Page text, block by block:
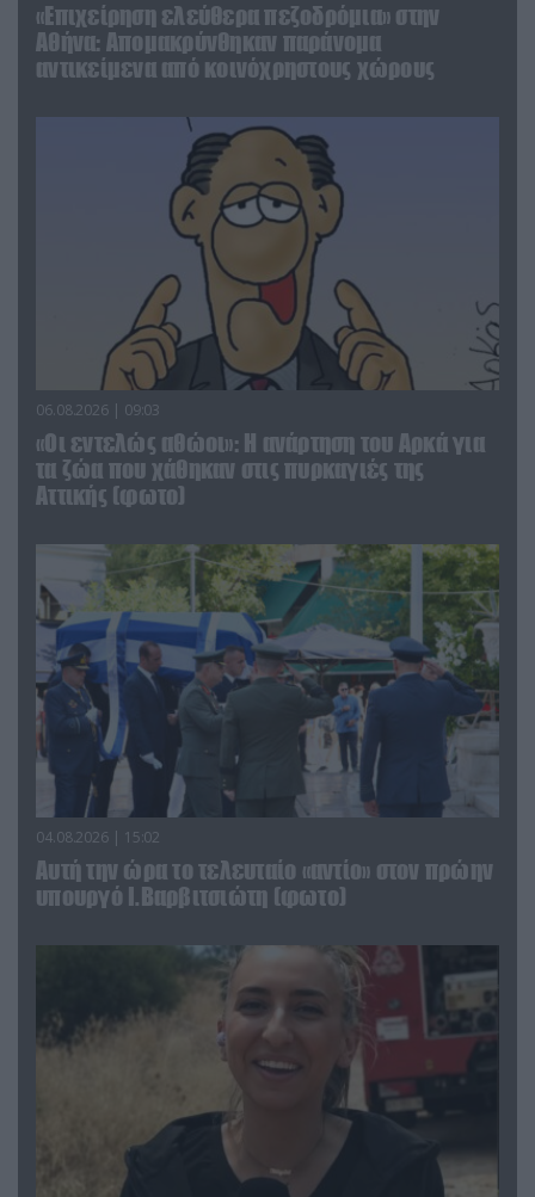
«Επιχείρηση ελεύθερα πεζοδρόμια» στην
Αθήνα: Απομακρύνθηκαν παράνομα
αντικείμενα από κοινόχρηστους χώρους
06.08.2026 | 09:03
«Οι εντελώς αθώοι»: Η ανάρτηση του Αρκά για
τα ζώα που χάθηκαν στις πυρκαγιές της
Αττικής (φωτο)
04.08.2026 | 15:02
Αυτή την ώρα το τελευταίο «αντίο» στον πρώην
υπουργό Ι.Βαρβιτσιώτη (φωτο)